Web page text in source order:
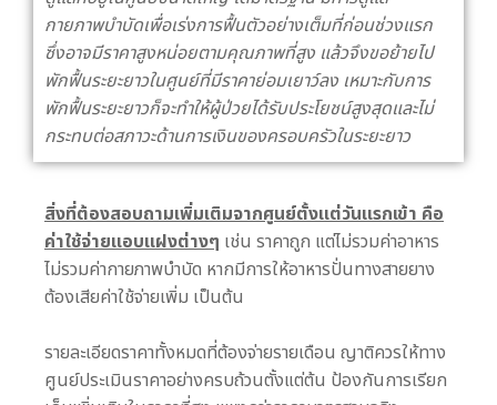
กายภาพบำบัดเพื่อเร่งการฟื้นตัวอย่างเต็มที่ก่อนช่วงแรก
ซึ่งอาจมีราคาสูงหน่อยตามคุณภาพที่สูง แล้วจึงขอย้ายไป
พักฟื้นระยะยาวในศูนย์ที่มีราคาย่อมเยาว์ลง เหมาะกับการ
พักฟื้นระยะยาวก็จะทำให้ผู้ป่วยได้รับประโยชน์สูงสุดและไม่
กระทบต่อสภาวะด้านการเงินของครอบครัวในระยะยาว
สิ่งที่ต้องสอบถามเพิ่มเติมจากศูนย์ตั้งแต่วันแรกเข้า คือ
ค่าใช้จ่ายแอบแฝงต่างๆ เช่น ราคาถูก แต่ไม่รวมค่าอาหาร
ไม่รวมค่ากายภาพบำบัด หากมีการให้อาหารปั่นทางสายยาง
ต้องเสียค่าใช้จ่ายเพิ่ม เป็นต้น
รายละเอียดราคาทั้งหมดที่ต้องจ่ายรายเดือน ญาติควรให้ทาง
ศูนย์ประเมินราคาอย่างครบถ้วนตั้งแต่ต้น ป้องกันการเรียก